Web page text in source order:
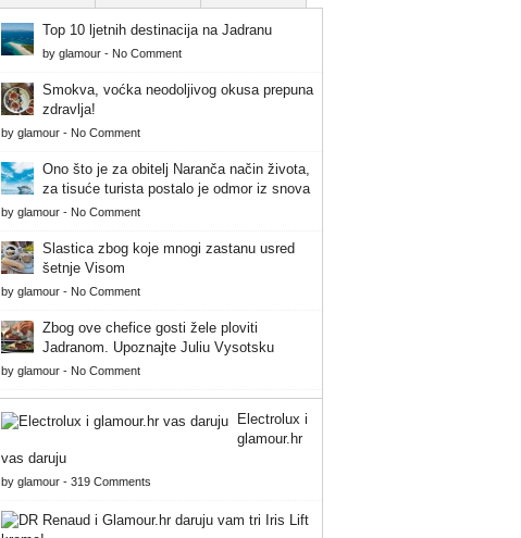
Top 10 ljetnih destinacija na Jadranu
by glamour - No Comment
Smokva, voćka neodoljivog okusa prepuna
zdravlja!
by glamour - No Comment
Ono što je za obitelj Naranča način života,
za tisuće turista postalo je odmor iz snova
by glamour - No Comment
Slastica zbog koje mnogi zastanu usred
šetnje Visom
by glamour - No Comment
Zbog ove chefice gosti žele ploviti
Jadranom. Upoznajte Juliu Vysotsku
by glamour - No Comment
Electrolux i
glamour.hr
vas daruju
by glamour - 319 Comments